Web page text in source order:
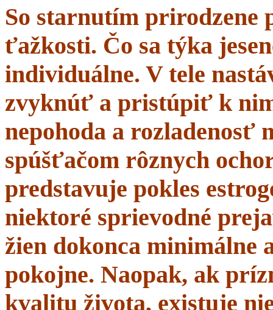
So starnutím prirodzene
ťažkosti. Čo sa týka
individuálne. V tele
zvyknúť a pristúpiť k
nepohoda a
spúšťačom rôznych
predstavuje pokles
niektoré sprievodné
žien dokonca minimálne
pokojne. Naopak, ak
kvalitu života, existuje